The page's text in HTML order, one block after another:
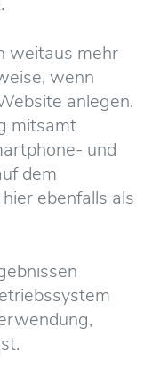
weitaus mehr
wenn
anlegen.
mitsamt
und
dem
ebenfalls als